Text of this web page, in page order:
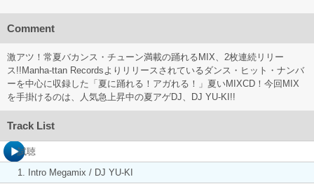
Comment
激アツ！常夏バカンス・チューン満載の踊れるMIX、2枚連続リリー
ス!!Manha-ttan Recordsよりリリースされているダンス・ヒット・ナンバ
ーを中心に収録した「夏に踊れる！アガれる！」夏いMIXCD！今回MIX
を手掛けるのは、人気急上昇中の夏アゲDJ、DJ YU-KI!!
Track List
試聴
1. Intro Megamix / DJ YU-KI